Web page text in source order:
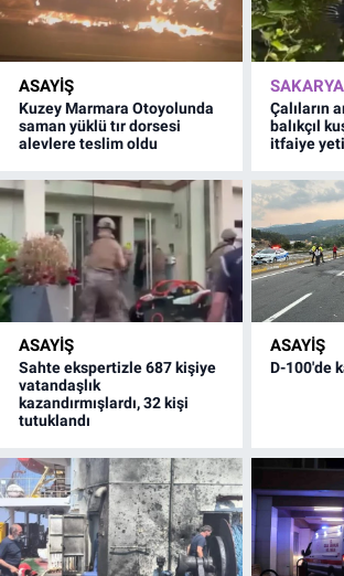
ASAYİŞ
Kuzey Marmara Otoyolunda
saman yüklü tır dorsesi
alevlere teslim oldu
SAKARYA
Çalıların
balıkçıl
itfaiye
ASAYİŞ
Sahte ekspertizle 687 kişiye
vatandaşlık
kazandırmışlardı, 32 kişi
tutuklandı
ASAYİŞ
D-100'de